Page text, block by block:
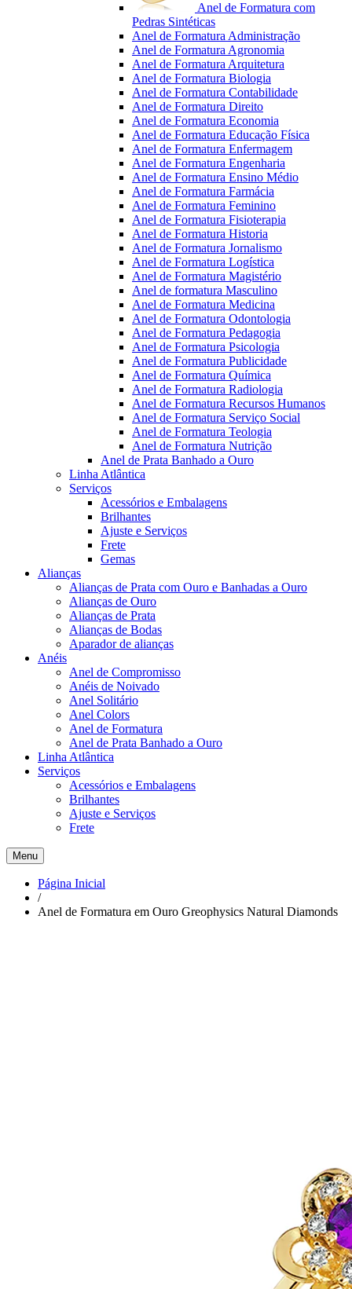
Anel de Formatura com
Pedras Sintéticas
Anel de Formatura Administração
Anel de Formatura Agronomia
Anel de Formatura Arquitetura
Anel de Formatura Biologia
Anel de Formatura Contabilidade
Anel de Formatura Direito
Anel de Formatura Economia
Anel de Formatura Educação Física
Anel de Formatura Enfermagem
Anel de Formatura Engenharia
Anel de Formatura Ensino Médio
Anel de Formatura Farmácia
Anel de Formatura Feminino
Anel de Formatura Fisioterapia
Anel de Formatura Historia
Anel de Formatura Jornalismo
Anel de Formatura Logística
Anel de Formatura Magistério
Anel de formatura Masculino
Anel de Formatura Medicina
Anel de Formatura Odontologia
Anel de Formatura Pedagogia
Anel de Formatura Psicologia
Anel de Formatura Publicidade
Anel de Formatura Química
Anel de Formatura Radiologia
Anel de Formatura Recursos Humanos
Anel de Formatura Serviço Social
Anel de Formatura Teologia
Anel de Formatura Nutrição
Anel de Prata Banhado a Ouro
Linha Atlântica
Serviços
Acessórios e Embalagens
Brilhantes
Ajuste e Serviços
Frete
Gemas
Alianças
Alianças de Prata com Ouro e Banhadas a Ouro
Alianças de Ouro
Alianças de Prata
Alianças de Bodas
Aparador de alianças
Anéis
Anel de Compromisso
Anéis de Noivado
Anel Solitário
Anel Colors
Anel de Formatura
Anel de Prata Banhado a Ouro
Linha Atlântica
Serviços
Acessórios e Embalagens
Brilhantes
Ajuste e Serviços
Frete
Menu
Página Inicial
/
Anel de Formatura em Ouro Greophysics Natural Diamonds